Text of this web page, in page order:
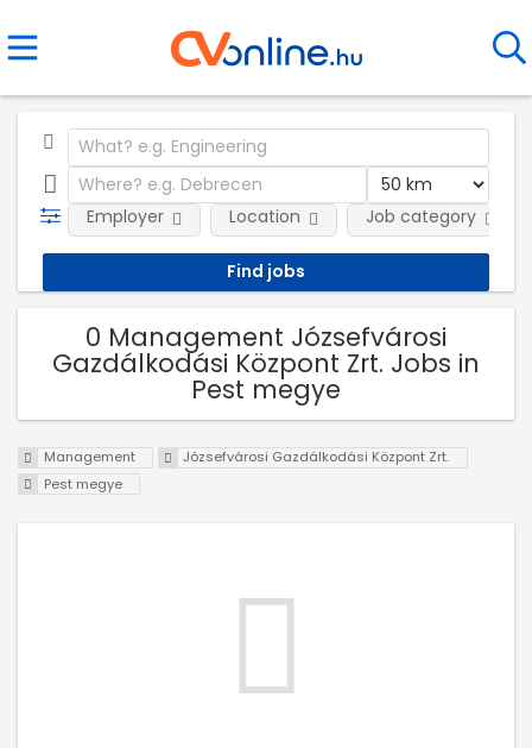
Employer Location Job category
0 Management Józsefvárosi
Gazdálkodási Központ Zrt. Jobs in
Pest megye
Management
Józsefvárosi Gazdálkodási Központ Zrt.
Pest megye